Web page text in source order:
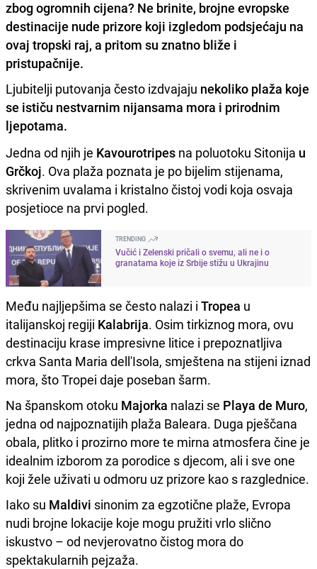
zbog ogromnih cijena? Ne brinite, brojne evropske
destinacije nude prizore koji izgledom podsjećaju na
ovaj tropski raj, a pritom su znatno bliže i
pristupačnije.
Ljubitelji putovanja često izdvajaju nekoliko plaža koje
se ističu nestvarnim nijansama mora i prirodnim
ljepotama.
Jedna od njih je Kavourotripes na poluotoku Sitonija u
Grčkoj. Ova plaža poznata je po bijelim stijenama,
skrivenim uvalama i kristalno čistoj vodi koja osvaja
posjetioce na prvi pogled.
TRENDING
Vučić i Zelenski pričali o svemu, ali ne i o
granatama koje iz Srbije stižu u Ukrajinu
Među najljepšima se često nalazi i Tropea u
italijanskoj regiji Kalabrija. Osim tirkiznog mora, ovu
destinaciju krase impresivne litice i prepoznatljiva
crkva Santa Maria dell'Isola, smještena na stijeni iznad
mora, što Tropei daje poseban šarm.
Na španskom otoku Majorka nalazi se Playa de Muro,
jedna od najpoznatijih plaža Baleara. Duga pješčana
obala, plitko i prozirno more te mirna atmosfera čine je
idealnim izborom za porodice s djecom, ali i sve one
koji žele uživati u odmoru uz prizore kao s razglednice.
Iako su Maldivi sinonim za egzotične plaže, Evropa
nudi brojne lokacije koje mogu pružiti vrlo slično
iskustvo – od nevjerovatno čistog mora do
spektakularnih pejzaža.